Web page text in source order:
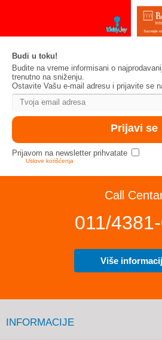
Budi u toku!
Budite na vreme informisani o
trenutno na sniženju.
Ostavite Vašu e-mail adresu i prijavite se
Prijavom na newsletter prihvatate
Uslove korišćenja
Call
011/
Više
INFORMACIJE